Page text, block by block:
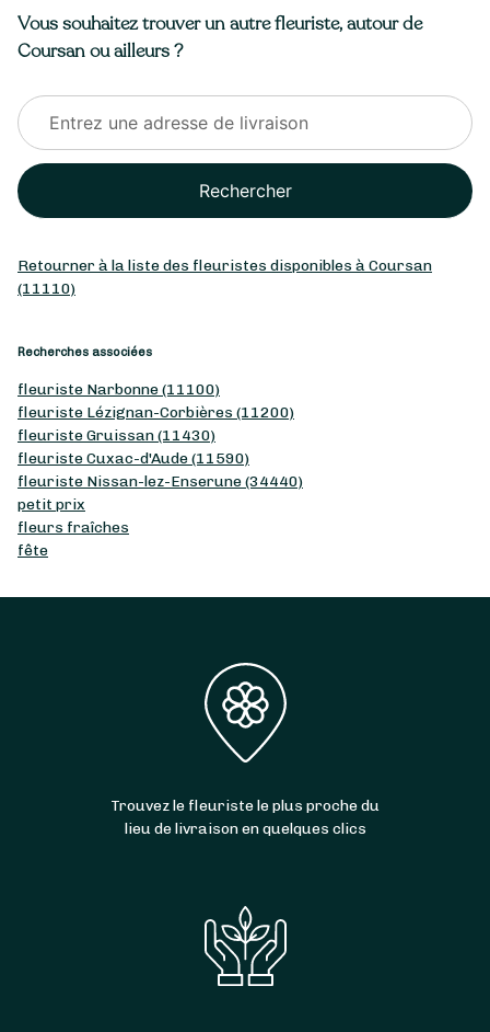
Vous souhaitez trouver un autre fleuriste, autour de
Coursan ou ailleurs ?
Rechercher
Retourner à la liste des fleuristes disponibles à Coursan
(11110)
Recherches associées
fleuriste Narbonne (11100)
fleuriste Lézignan-Corbières (11200)
fleuriste Gruissan (11430)
fleuriste Cuxac-d'Aude (11590)
fleuriste Nissan-lez-Enserune (34440)
petit prix
fleurs fraîches
fête
Trouvez le fleuriste le plus proche du
lieu de livraison en quelques clics